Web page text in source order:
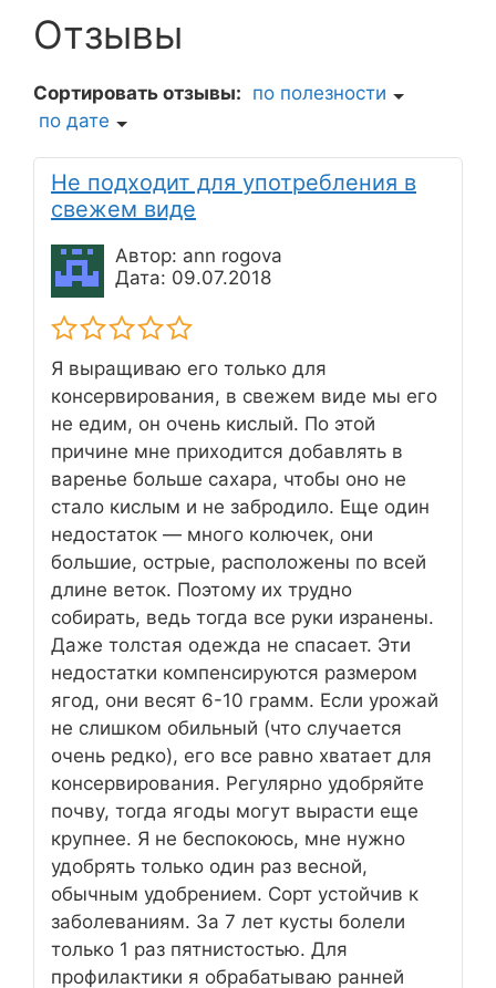
Отзывы
Сортировать отзывы: по полезности
по дате
Не подходит для употребления в
свежем виде
Автор: ann rogova
Дата: 09.07.2018
Я выращиваю его только для
консервирования, в свежем виде мы его
не едим, он очень кислый. По этой
причине мне приходится добавлять в
варенье больше сахара, чтобы оно не
стало кислым и не забродило. Еще один
недостаток — много колючек, они
большие, острые, расположены по всей
длине веток. Поэтому их трудно
собирать, ведь тогда все руки изранены.
Даже толстая одежда не спасает. Эти
недостатки компенсируются размером
ягод, они весят 6-10 грамм. Если урожай
не слишком обильный (что случается
очень редко), его все равно хватает для
консервирования. Регулярно удобряйте
почву, тогда ягоды могут вырасти еще
крупнее. Я не беспокоюсь, мне нужно
удобрять только один раз весной,
обычным удобрением. Сорт устойчив к
заболеваниям. За 7 лет кусты болели
только 1 раз пятнистостью. Для
профилактики я обрабатываю ранней